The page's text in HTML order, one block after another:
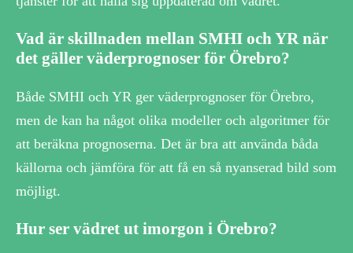
Vad är skillnaden mellan SMHI och YR när
det gäller väderprognoser för Örebro?
Både SMHI och YR ger väderprognoser för Örebro,
men de kan ha något olika modeller och algoritmer för
att beräkna prognoserna. Det är bra att använda båda
källorna och jämföra för att få en så nyanserad bild som
möjligt.
Hur ser vädret ut imorgon i Örebro?